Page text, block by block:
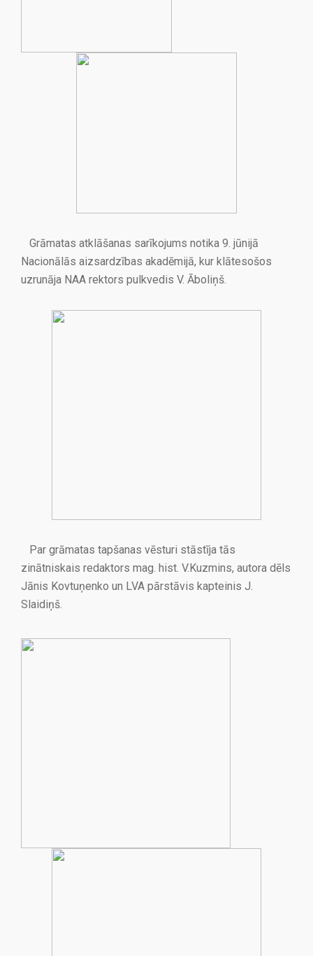
Grāmatas atklāšanas sarīkojums notika 9. jūnijā
Nacionālās aizsardzības akadēmijā, kur klātesošos
uzrunāja NAA rektors pulkvedis V. Āboliņš.
Par grāmatas tapšanas vēsturi stāstīja tās
zinātniskais redaktors mag. hist. V.Kuzmins, autora dēls
Jānis Kovtuņenko un LVA pārstāvis kapteinis J.
Slaidiņš.